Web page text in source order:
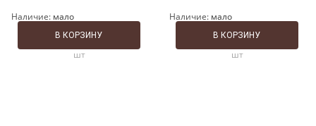
Наличие: мало
шт
В КОРЗИНУ
Наличие: мало
шт
В КОРЗИНУ